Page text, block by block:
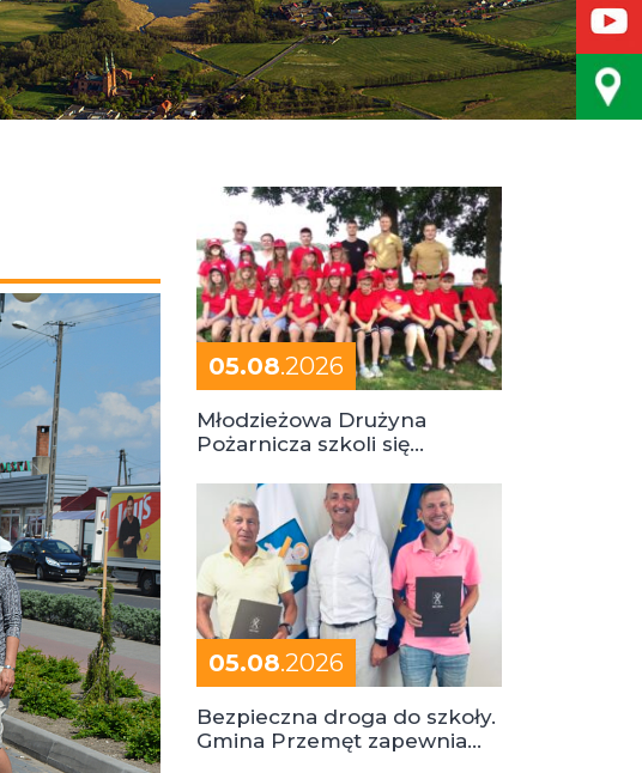
05.08.2026
Młodzieżowa Drużyna
Pożarnicza szkoli się
05.08.2026
Bezpieczna droga do szkoły.
Gmina Przemęt zapewnia